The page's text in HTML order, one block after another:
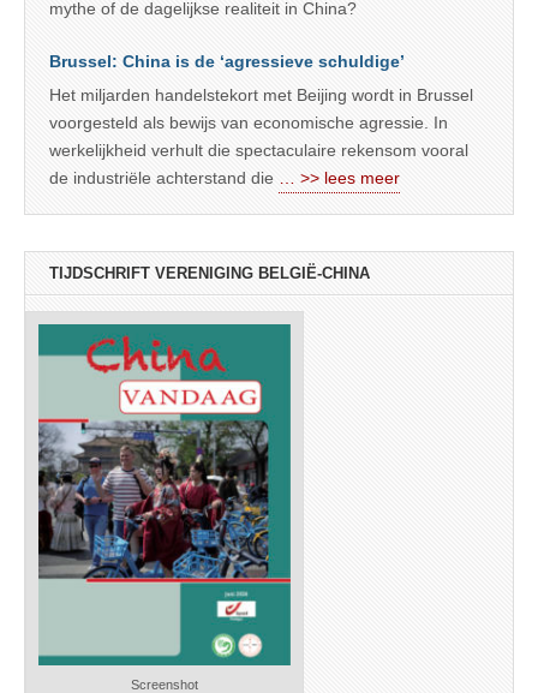
mythe of de dagelijkse realiteit in China?
Brussel: China is de ‘agressieve schuldige’
Het miljarden handelstekort met Beijing wordt in Brussel
voorgesteld als bewijs van economische agressie. In
werkelijkheid verhult die spectaculaire rekensom vooral
de industriële achterstand die
… >> lees meer
TIJDSCHRIFT VERENIGING BELGIË-CHINA
Screenshot